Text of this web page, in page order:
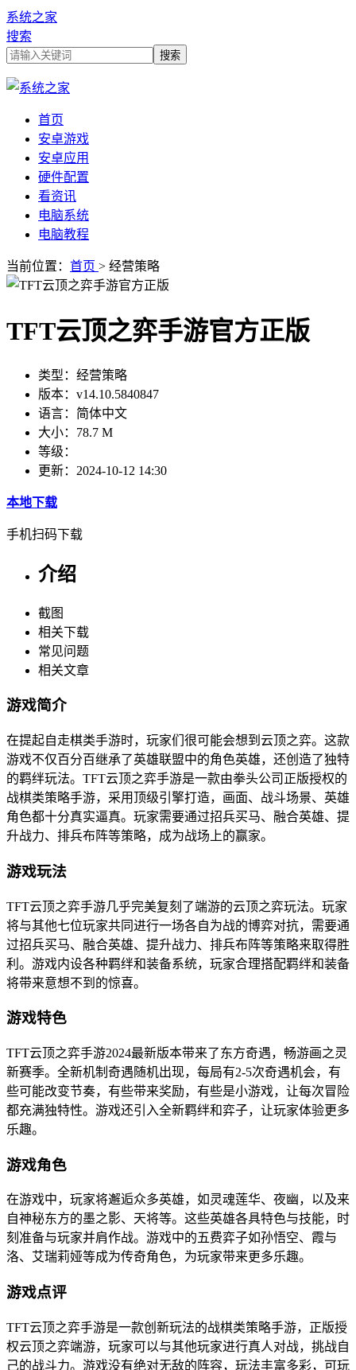
系统之家
搜索
首页
安卓游戏
安卓应用
硬件配置
看资讯
电脑系统
电脑教程
当前位置： 首页 > 经营策略
TFT云顶之弈手游官方正版
类型： 经营策略
版本： v14.10.5840847
语言： 简体中文
大小： 78.7 M
等级：
更新： 2024-10-12 14:30
本地下载
手机扫码下载
介绍
截图
相关下载
常见问题
相关文章
游戏简介
在提起自走棋类手游时，玩家们很可能会想到云顶之弈。这款
游戏不仅百分百继承了英雄联盟中的角色英雄，还创造了独特
的羁绊玩法。TFT云顶之弈手游是一款由拳头公司正版授权的
战棋类策略手游，采用顶级引擎打造，画面、战斗场景、英雄
角色都十分真实逼真。玩家需要通过招兵买马、融合英雄、提
升战力、排兵布阵等策略，成为战场上的赢家。
游戏玩法
TFT云顶之弈手游几乎完美复刻了端游的云顶之弈玩法。玩家
将与其他七位玩家共同进行一场各自为战的博弈对抗，需要通
过招兵买马、融合英雄、提升战力、排兵布阵等策略来取得胜
利。游戏内设各种羁绊和装备系统，玩家合理搭配羁绊和装备
将带来意想不到的惊喜。
游戏特色
TFT云顶之弈手游2024最新版本带来了东方奇遇，畅游画之灵
新赛季。全新机制奇遇随机出现，每局有2-5次奇遇机会，有
些可能改变节奏，有些带来奖励，有些是小游戏，让每次冒险
都充满独特性。游戏还引入全新羁绊和弈子，让玩家体验更多
乐趣。
游戏角色
在游戏中，玩家将邂逅众多英雄，如灵魂莲华、夜幽，以及来
自神秘东方的墨之影、天将等。这些英雄各具特色与技能，时
刻准备与玩家并肩作战。游戏中的五费弈子如孙悟空、霞与
洛、艾瑞莉娅等成为传奇角色，为玩家带来更多乐趣。
游戏点评
TFT云顶之弈手游是一款创新玩法的战棋类策略手游，正版授
权云顶之弈端游，玩家可以与其他玩家进行真人对战，挑战自
己的战斗力。游戏没有绝对无敌的阵容，玩法丰富多彩，可玩